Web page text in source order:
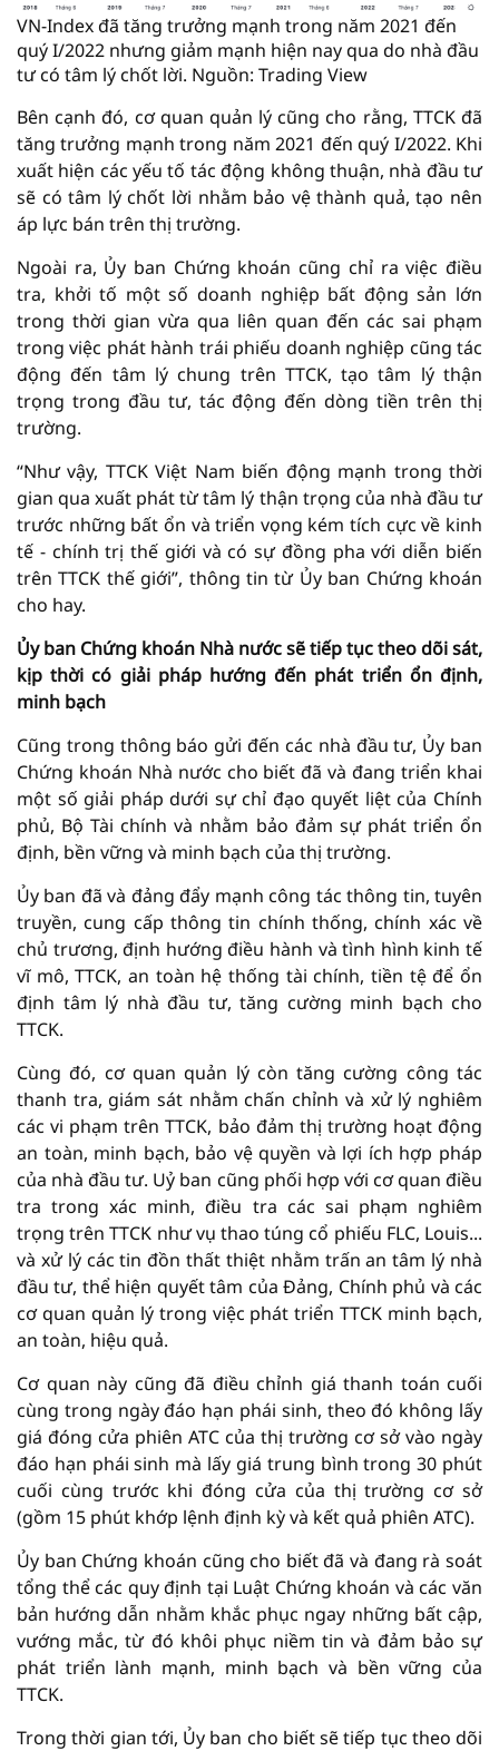
VN-Index đã tăng trưởng mạnh trong năm 2021 đến
quý I/2022 nhưng giảm mạnh hiện nay qua do nhà đầu
tư có tâm lý chốt lời. Nguồn: Trading View
Bên cạnh đó, cơ quan quản lý cũng cho rằng, TTCK đã
tăng trưởng mạnh trong năm 2021 đến quý I/2022. Khi
xuất hiện các yếu tố tác động không thuận, nhà đầu tư
sẽ có tâm lý chốt lời nhằm bảo vệ thành quả, tạo nên
áp lực bán trên thị trường.
Ngoài ra, Ủy ban Chứng khoán cũng chỉ ra việc điều
tra, khởi tố một số doanh nghiệp bất động sản lớn
trong thời gian vừa qua liên quan đến các sai phạm
trong việc phát hành trái phiếu doanh nghiệp cũng tác
động đến tâm lý chung trên TTCK, tạo tâm lý thận
trọng trong đầu tư, tác động đến dòng tiền trên thị
trường.
“Như vậy, TTCK Việt Nam biến động mạnh trong thời
gian qua xuất phát từ tâm lý thận trọng của nhà đầu tư
trước những bất ổn và triển vọng kém tích cực về kinh
tế - chính trị thế giới và có sự đồng pha với diễn biến
trên TTCK thế giới”, thông tin từ Ủy ban Chứng khoán
cho hay.
Ủy ban Chứng khoán Nhà nướcsẽ tiếp tục theo dõi sát,
kịp thời có giải pháp hướng đến phát triển ổn định,
minh bạch
Cũng trong thông báo gửi đến các nhà đầu tư, Ủy ban
Chứng khoán Nhà nước cho biết đã và đang triển khai
một số giải pháp dưới sự chỉ đạo quyết liệt của Chính
phủ, Bộ Tài chính và nhằm bảo đảm sự phát triển ổn
định, bền vững và minh bạch của thị trường.
Ủy ban đã và đảng đẩy mạnh công tác thông tin, tuyên
truyền, cung cấp thông tin chính thống, chính xác về
chủ trương, định hướng điều hành và tình hình kinh tế
vĩ mô, TTCK, an toàn hệ thống tài chính, tiền tệ để ổn
định tâm lý nhà đầu tư, tăng cường minh bạch cho
TTCK.
Cùng đó, cơ quan quản lý còn tăng cường công tác
thanh tra, giám sát nhằm chấn chỉnh và xử lý nghiêm
các vi phạm trên TTCK, bảo đảm thị trường hoạt động
an toàn, minh bạch, bảo vệ quyền và lợi ích hợp pháp
của nhà đầu tư. Uỷ ban cũng phối hợp với cơ quan điều
tra trong xác minh, điều tra các sai phạm nghiêm
trọng trên TTCK như vụ thao túng cổ phiếu FLC, Louis...
và xử lý các tin đồn thất thiệt nhằm trấn an tâm lý nhà
đầu tư, thể hiện quyết tâm của Đảng, Chính phủ và các
cơ quan quản lý trong việc phát triển TTCK minh bạch,
an toàn, hiệu quả.
Cơ quan này cũng đã điều chỉnh giá thanh toán cuối
cùng trong ngày đáo hạn phái sinh, theo đó không lấy
giá đóng cửa phiên ATC của thị trường cơ sở vào ngày
đáo hạn phái sinh mà lấy giá trung bình trong 30 phút
cuối cùng trước khi đóng cửa của thị trường cơ sở
(gồm 15 phút khớp lệnh định kỳ và kết quả phiên ATC).
Ủy ban Chứng khoán cũng cho biết đã và đang rà soát
tổng thể các quy định tại Luật Chứng khoán và các văn
bản hướng dẫn nhằm khắc phục ngay những bất cập,
vướng mắc, từ đó khôi phục niềm tin và đảm bảo sự
phát triển lành mạnh, minh bạch và bền vững của
TTCK.
Trong thời gian tới, Ủy ban cho biết sẽ tiếp tục theo dõi